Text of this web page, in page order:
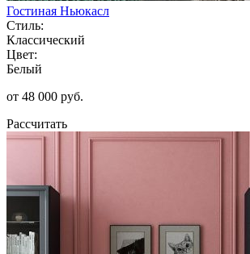
Гостиная Ньюкасл
Стиль:
Классический
Цвет:
Белый
от 48 000 руб.
Рассчитать